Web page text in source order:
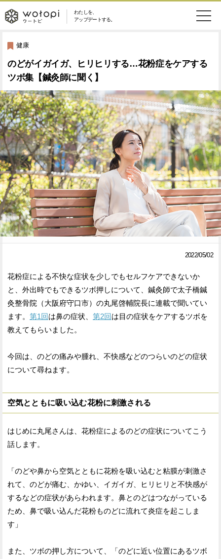
わたしを、
アップデートする。
wotopi
-
ウ
ー
ト
ピ
メ
ニ
ュ
ー
美容・コスメ 妊娠・出産
健康 ワークスタイル
ライフスタイル ファッション
ソーシャル SDGs
アイテム
検
索
ウートピとは？
Facebook
シ
ア
す
Twitter
シ
ア
健康
のどがイガイガ、ヒリヒリする…花粉症をケアする
ツボ集【鍼灸師に聞く】
2022/05/02
花粉症による不快な症状を少しでもセルフケアできないか
と、外出時でもできるツボ押しについて、鍼灸師で太子橋鍼
灸整骨院（大阪府守口市）の丸尾啓輔院長に連載で聞いてい
ます。 第1回は鼻の症状、 第2回は目の症状をケアするツボを
教えてもらいました。
今回は、のどの痛みや腫れ、不快感などのつらいのどの症状
について尋ねます。
空気とともに吸い込む花粉に刺激される
はじめに丸尾さんは、花粉症によるのどの症状についてこう
話します。
「のどや鼻から空気とともに花粉を吸い込むと粘膜が刺激さ
れて、のどが痛む、かゆい、イガイガ、ヒリヒリと不快感が
するなどの症状があらわれます。鼻とのどはつながっている
ため、鼻で吸い込んだ花粉ものどに流れて炎症を起こしま
す」
また、ツボの押し方について、「のどに近い位置にあるツボ